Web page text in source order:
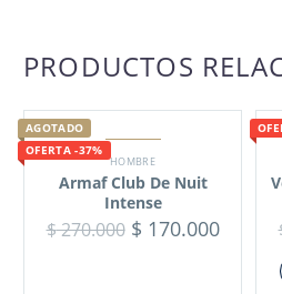
PRODUCTOS
AGOTADO
OFERTA -37%
HOMBRE
Armaf Club De Nuit
Intense
$270.000 $ 170.000